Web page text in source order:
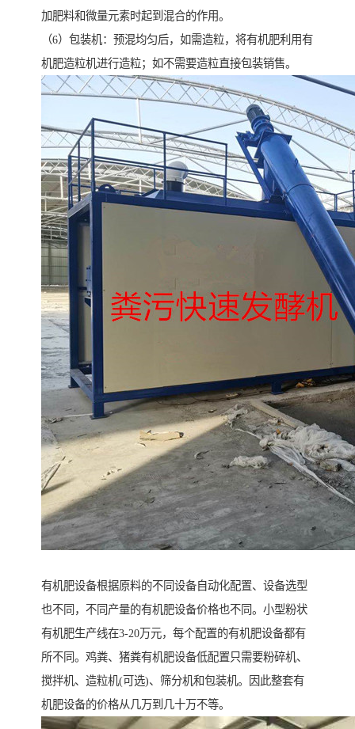
加肥料和微量元素时起到混合的作用。
（6）包装机：预混均匀后，如需造粒，将有机肥利用有
机肥造粒机进行造粒；如不需要造粒直接包装销售。
有机肥设备根据原料的不同设备自动化配置、设备选型
也不同，不同产量的有机肥设备价格也不同。小型粉状
有机肥生产线在3-20万元，每个配置的有机肥设备都有
所不同。鸡粪、猪粪有机肥设备低配置只需要粉碎机、
搅拌机、造粒机(可选)、筛分机和包装机。因此整套有
机肥设备的价格从几万到几十万不等。